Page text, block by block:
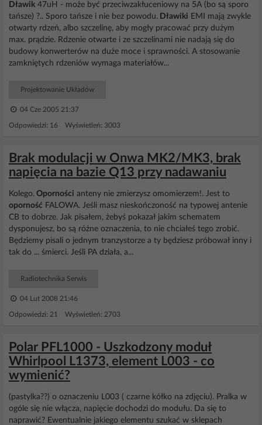
Dławik 47uH - może być przeciwzakłuceniowy na 5A (bo są sporo
tańsze) ?.. Sporo tańsze i nie bez powodu. Dławiki EMI mają zwykle
otwarty rdzeń, albo szczelinę, aby mogły pracować przy dużym
max. prądzie. Rdzenie otwarte i ze szczelinami nie nadają się do
budowy konwerterów na duże moce i sprawności. A stosowanie
zamkniętych rdzeniów wymaga materiałów...
Projektowanie Układów
04 Cze 2005 21:37
Odpowiedzi: 16 Wyświetleń: 3003
Brak modulacji w Onwa MK2/MK3, brak
napięcia na bazie Q13 przy nadawaniu
Kolego. Oporności anteny nie zmierzysz omomierzem!. Jest to
oporność FALOWA. Jeśli masz nieskończoność na typowej antenie
CB to dobrze. Jak pisałem, żebyś pokazał jakim schematem
dysponujesz, bo są różne oznaczenia, to nie chciałeś tego zrobić.
Będziemy pisali o jednym tranzystorze a ty będziesz próbował inny i
tak do ... śmierci. Jeśli PA działa, a...
Radiotechnika Serwis
04 Lut 2008 21:46
Odpowiedzi: 21 Wyświetleń: 2703
Polar PFL1000 - Uszkodzony moduł
Whirlpool L1373, element L003 - co
wymienić?
(pastylka??) o oznaczeniu L003 ( czarne kółko na zdjęciu). Pralka w
ogóle się nie włącza, napięcie dochodzi do modułu. Da się to
naprawić? Ewentualnie jakiego elementu szukać w sklepach